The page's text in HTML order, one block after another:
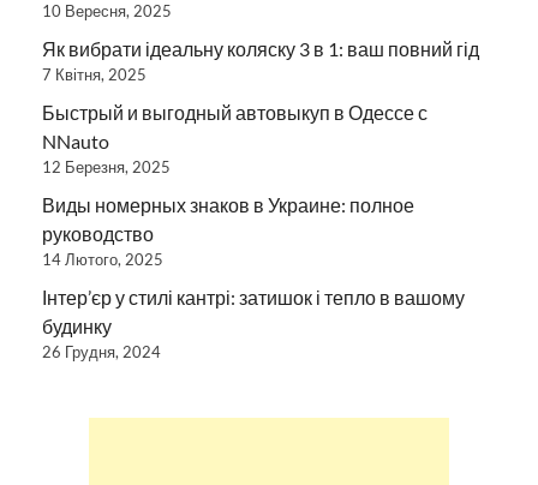
10 Вересня, 2025
Як вибрати ідеальну коляску 3 в 1: ваш повний гід
7 Квітня, 2025
Быстрый и выгодный автовыкуп в Одессе с
NNauto
12 Березня, 2025
Виды номерных знаков в Украине: полное
руководство
14 Лютого, 2025
Інтер’єр у стилі кантрі: затишок і тепло в вашому
будинку
26 Грудня, 2024